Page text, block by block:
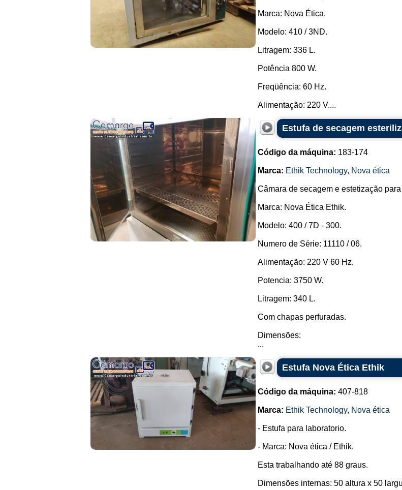
Marca: Nova Ética.
Modelo: 410 / 3ND.
Litragem: 336 L.
Potência 800 W.
Freqüência: 60 Hz.
Alimentação: 220 V....
Estufa de secagem
Código da máquina: 183-174
Marca: Ethik Technology, Nova ética
Câmara de secagem e estetização
Marca: Nova Ética Ethik.
Modelo: 400 / 7D - 300.
Numero de Série: 11110 / 06.
Alimentação: 220 V 60 Hz.
Potencia: 3750 W.
Litragem: 340 L.
Com chapas perfuradas.
Dimensões:
...
Estufa Nova Ética Ethik
Código da máquina: 407-818
Marca: Ethik Technology, Nova ética
- Estufa para laboratorio.
- Marca: Nova ética / Ethik.
Esta trabalhando até 88 graus.
Dimensões internas: 50 altura x 50